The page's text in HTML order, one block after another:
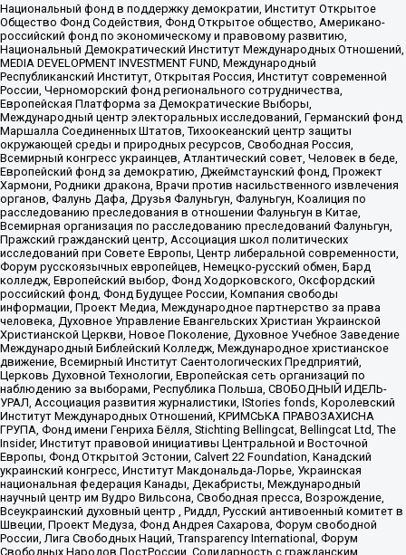
Национальный фонд в поддержку демократии, Институт Открытое
Общество Фонд Содействия, Фонд Открытое общество, Американо-
российский фонд по экономическому и правовому развитию,
Национальный Демократический Институт Международных Отношений,
MEDIA DEVELOPMENT INVESTMENT FUND, Международный
Республиканский Институт, Открытая Россия, Институт современной
России, Черноморский фонд регионального сотрудничества,
Европейская Платформа за Демократические Выборы,
Международный центр электоральных исследований, Германский фонд
Маршалла Соединенных Штатов, Тихоокеанский центр защиты
окружающей среды и природных ресурсов, Свободная Россия,
Всемирный конгресс украинцев, Атлантический совет, Человек в беде,
Европейский фонд за демократию, Джеймстаунский фонд, Прожект
Хармони, Родники дракона, Врачи против насильственного извлечения
органов, Фалунь Дафа, Друзья Фалуньгун, Фалуньгун, Коалиция по
расследованию преследования в отношении Фалуньгун в Китае,
Всемирная организация по расследованию преследований Фалуньгун,
Пражский гражданский центр, Ассоциация школ политических
исследований при Совете Европы, Центр либеральной современности,
Форум русскоязычных европейцев, Немецко-русский обмен, Бард
колледж, Европейский выбор, Фонд Ходорковского, Оксфордский
российский фонд, Фонд Будущее России, Компания свободы
информации, Проект Медиа, Международное партнерство за права
человека, Духовное Управление Евангельских Христиан Украинской
Христианской Церкви, Новое Поколение, Духовное Учебное Заведение
Международный Библейский Колледж, Международное христианское
движение, Всемирный Институт Саентологических Предприятий,
Церковь Духовной Технологии, Европейская сеть организаций по
наблюдению за выборами, Республика Польша, СВОБОДНЫЙ ИДЕЛЬ-
УРАЛ, Ассоциация развития журналистики, IStories fonds, Королевский
Институт Международных Отношений, КРИМСЬКА ПРАВОЗАХИСНА
ГРУПА, Фонд имени Генриха Бёлля, Stichting Bellingcat, Bellingcat Ltd, The
Insider, Институт правовой инициативы Центральной и Восточной
Европы, Фонд Открытой Эстонии, Calvert 22 Foundation, Канадский
украинский конгресс, Институт Макдональда-Лорье, Украинская
национальная федерация Канады, Декабристы, Международный
научный центр им Вудро Вильсона, Свободная пресса, Возрождение,
Всеукраинский духовный центр , Риддл, Русский антивоенный комитет в
Швеции, Проект Медуза, Фонд Андрея Сахарова, Форум свободной
России, Лига Свободных Наций, Transparеncy International, Форум
Свободных Народов ПостРоссии, Солидарность с гражданским